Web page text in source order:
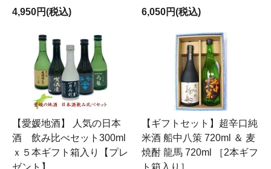
4,950円(税込)
6,050円(税込)
【愛媛地酒】 人気の日本
酒 飲み比べセット300ml
ｘ５本ギフト箱入り【プレ
ゼント】
【ギフトセット】超辛口純
米酒 船中八策 720ml ＆ 麦
焼酎 龍馬 720ml ［2本ギフ
ト箱入り］